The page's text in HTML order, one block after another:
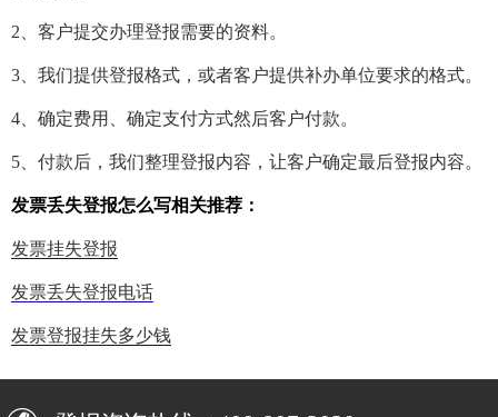
2、客户提交办理登报需要的资料。
3、我们提供登报格式，或者客户提供补办单位要求的格式。
4、确定费用、确定支付方式然后客户付款。
5、付款后，我们整理登报内容，让客户确定最后登报内容。
发票丢失登报怎么写相关推荐：
发票挂失登报
发票丢失登报电话
发票登报挂失多少钱